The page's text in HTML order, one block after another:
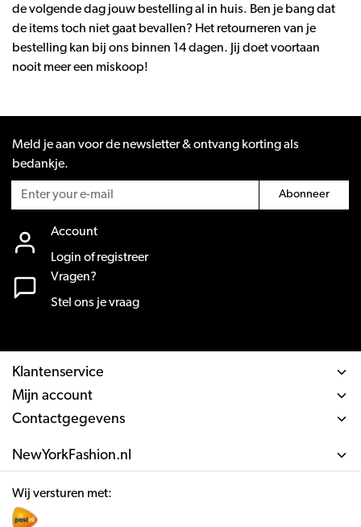
de volgende dag jouw bestelling al in huis. Ben je bang dat
de items toch niet gaat bevallen? Het retourneren van je
bestelling kan bij ons binnen 14 dagen. Jij doet voortaan
nooit meer een miskoop!
Meld je aan voor de newsletter & ontvang korting als
bedankje.
Abonneer
Account
Login of registreer
Vragen?
Stel ons je vraag
Klantenservice
Mijn account
Contactgegevens
NewYorkFashion.nl
Wij versturen met: